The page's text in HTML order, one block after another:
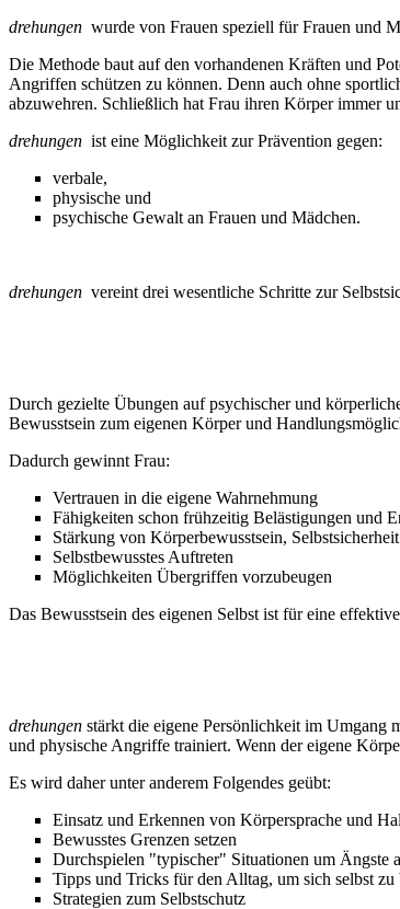
drehungen wurde von Frauen speziell für Frauen und
Die Methode baut auf den vorhandenen Kräften und
Angriffen schützen zu können. Denn auch ohne
abzuwehren. Schließlich hat Frau ihren Körper immer
drehungen ist eine Möglichkeit zur Prävention gegen:
verbale,
physische und
psychische Gewalt an Frauen und Mädchen.
drehungen vereint drei wesentliche Schritte zur
Durch gezielte Übungen auf psychischer und
Bewusstsein zum eigenen Körper und
Dadurch gewinnt Frau:
Vertrauen in die eigene Wahrnehmung
Fähigkeiten schon frühzeitig Belästigungen und
Stärkung von Körperbewusstsein,
Selbstbewusstes Auftreten
Möglichkeiten Übergriffen vorzubeugen
Das Bewusstsein des eigenen Selbst ist für eine
drehungen stärkt die eigene Persönlichkeit im Umgang
und physische Angriffe trainiert. Wenn der eigene
Es wird daher unter anderem Folgendes geübt:
Einsatz und Erkennen von Körpersprache und
Bewusstes Grenzen setzen
Durchspielen "typischer" Situationen um Ängste
Tipps und Tricks für den Alltag, um sich selbst
Strategien zum Selbstschutz